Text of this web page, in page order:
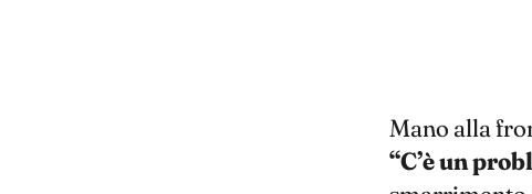
Mano alla
“C’è un